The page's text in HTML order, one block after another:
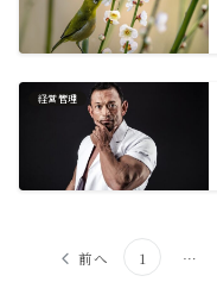
経営管理
前へ 1 …